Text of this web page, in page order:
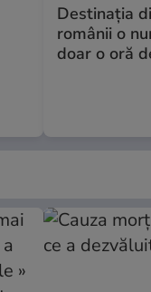
Destinaţia
românii o
doar o oră